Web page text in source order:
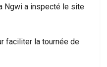
Ngwi a inspecté le site
faciliter la tournée de